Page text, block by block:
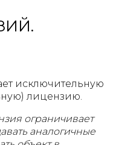
исключительную
лицензию.
ограничивает
аналогичные